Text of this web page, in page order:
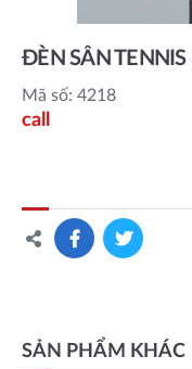
ĐÈN SÂN TENNIS
Mã số: 4218
call
SẢN PHẨM KHÁC